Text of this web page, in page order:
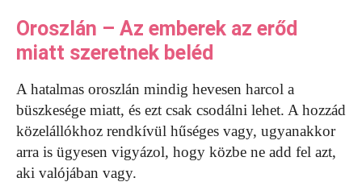
Oroszlán – Az emberek az erőd
miatt szeretnek beléd
A hatalmas oroszlán mindig hevesen harcol a
büszkesége miatt, és ezt csak csodálni lehet. A hozzád
közelállókhoz rendkívül hűséges vagy, ugyanakkor
arra is ügyesen vigyázol, hogy közbe ne add fel azt,
aki valójában vagy.